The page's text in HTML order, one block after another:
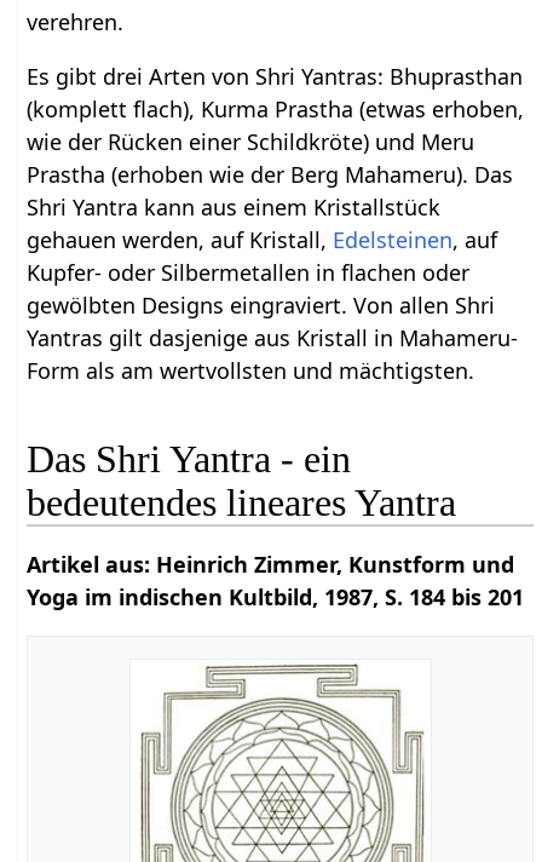
verehren.
Es gibt drei Arten von Shri Yantras: Bhuprasthan
(komplett flach), Kurma Prastha (etwas erhoben,
wie der Rücken einer Schildkröte) und Meru
Prastha (erhoben wie der Berg Mahameru). Das
Shri Yantra kann aus einem Kristallstück
gehauen werden, auf Kristall, Edelsteinen, auf
Kupfer- oder Silbermetallen in flachen oder
gewölbten Designs eingraviert. Von allen Shri
Yantras gilt dasjenige aus Kristall in Mahameru-
Form als am wertvollsten und mächtigsten.
Das Shri Yantra - ein
bedeutendes lineares Yantra
Artikel aus: Heinrich Zimmer, Kunstform und
Yoga im indischen Kultbild, 1987, S. 184 bis 201